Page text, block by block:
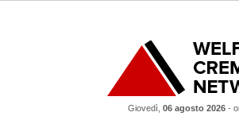
Giovedì, 06 agosto 2026-